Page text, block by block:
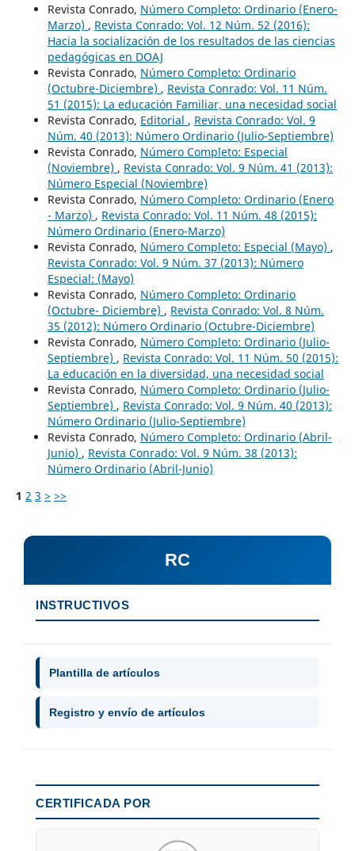
Revista Conrado, Número Completo: Ordinario (Enero-
Marzo) , Revista Conrado: Vol. 12 Núm. 52 (2016):
Hacia la socialización de los resultados de las ciencias
pedagógicas en DOAJ
Revista Conrado, Número Completo: Ordinario
(Octubre-Diciembre) , Revista Conrado: Vol. 11 Núm.
51 (2015): La educación Familiar, una necesidad social
Revista Conrado, Editorial , Revista Conrado: Vol. 9
Núm. 40 (2013): Número Ordinario (Julio-Septiembre)
Revista Conrado, Número Completo: Especial
(Noviembre) , Revista Conrado: Vol. 9 Núm. 41 (2013):
Número Especial (Noviembre)
Revista Conrado, Número Completo: Ordinario (Enero
- Marzo) , Revista Conrado: Vol. 11 Núm. 48 (2015):
Número Ordinario (Enero-Marzo)
Revista Conrado, Número Completo: Especial (Mayo) ,
Revista Conrado: Vol. 9 Núm. 37 (2013): Número
Especial: (Mayo)
Revista Conrado, Número Completo: Ordinario
(Octubre- Diciembre) , Revista Conrado: Vol. 8 Núm.
35 (2012): Número Ordinario (Octubre-Diciembre)
Revista Conrado, Número Completo: Ordinario (Julio-
Septiembre) , Revista Conrado: Vol. 11 Núm. 50 (2015):
La educación en la diversidad, una necesidad social
Revista Conrado, Número Completo: Ordinario (Julio-
Septiembre) , Revista Conrado: Vol. 9 Núm. 40 (2013):
Número Ordinario (Julio-Septiembre)
Revista Conrado, Número Completo: Ordinario (Abril-
Junio) , Revista Conrado: Vol. 9 Núm. 38 (2013):
Número Ordinario (Abril-Junio)
1 2 3 > >>
RC
INSTRUCTIVOS
Plantilla de artículos
Registro y envío de artículos
CERTIFICADA POR